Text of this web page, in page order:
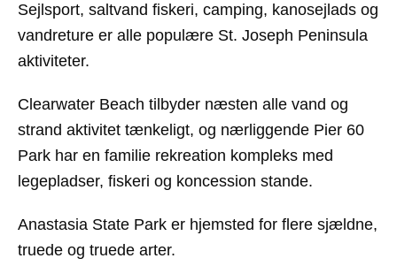
Sejlsport, saltvand fiskeri, camping, kanosejlads og
vandreture er alle populære St. Joseph Peninsula
aktiviteter.
Clearwater Beach tilbyder næsten alle vand og
strand aktivitet tænkeligt, og nærliggende Pier 60
Park har en familie rekreation kompleks med
legepladser, fiskeri og koncession stande.
Anastasia State Park er hjemsted for flere sjældne,
truede og truede arter.